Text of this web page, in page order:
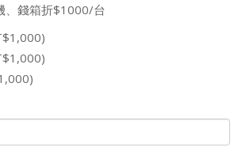
、錢箱折$1000/台